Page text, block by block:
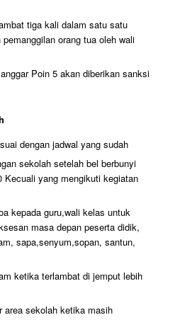
tiga kali dalam satu satu
orang tua oleh wali
Poin 5 akan diberikan sanksi
dengan jadwal yang sudah
sekolah setelah bel berbunyi
Kecuali yang mengikuti kegiatan
kepada guru,wali kelas untuk
masa depan peserta didik,
sapa,senyum,sopan, santun,
ketika terlambat di jemput lebih
area sekolah ketika masih